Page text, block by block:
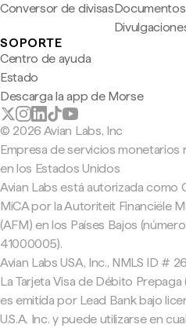
Conversor de divisas
SOPORTE
Centro de ayuda
Estado
Descarga la app de Morse
© 2026 Avian Labs, Inc
Empresa de servicios monetarios
en los Estados Unidos
Avian Labs está autorizada como
MiCA por la Autoriteit Financiële
(AFM) en los Países Bajos
41000005).
Avian Labs USA, Inc., NMLS ID #
La Tarjeta Visa de Débito Prepaga
es emitida por Lead Bank bajo
U.S.A. Inc. y puede utilizarse en